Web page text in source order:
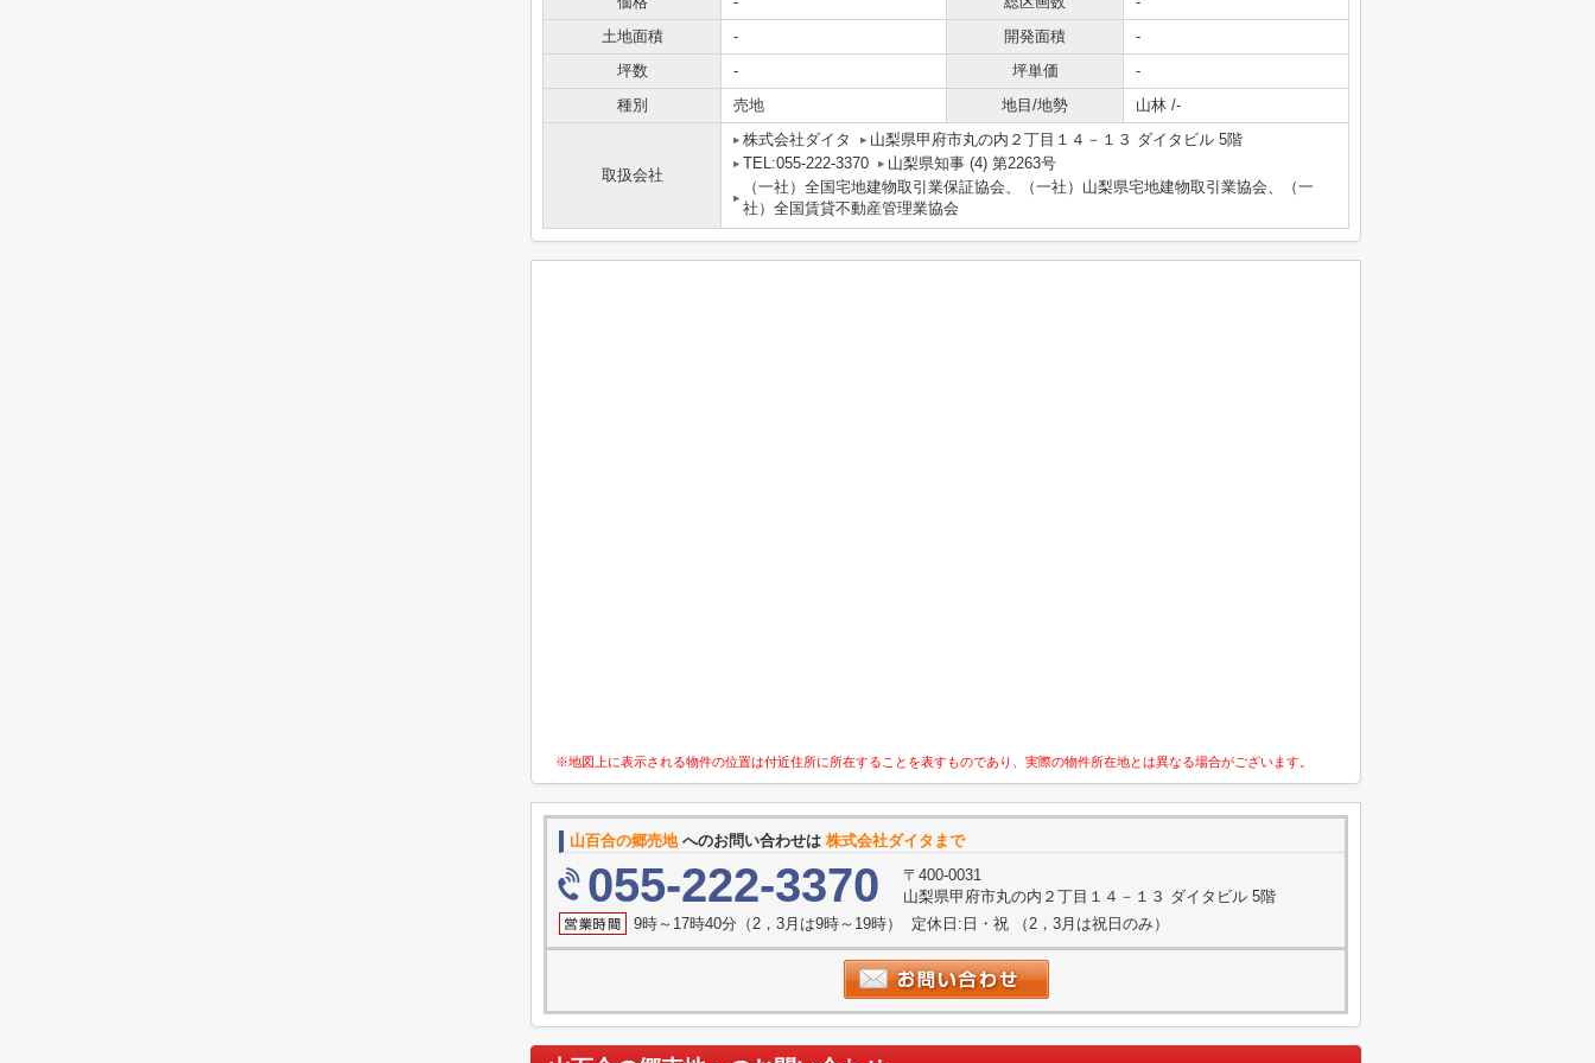
土地面積
- 開発面積
-
坪数
- 坪単価
-
種別
売地 地目/地勢 山林 /-
取扱会社
株式会社ダイタ
山梨県甲府市丸の内２丁目１４－１３ ダイタビル 5階
TEL:055-222-3370
山梨県知事 (4) 第2263号
（一社）全国宅地建物取引業保証協会、（一社）山梨県宅地建物取引業協会、（一
社）全国賃貸不動産管理業協会
※地図上に表示される物件の位置は付近住所に所在することを表すものであり、実際の物件所在地とは異なる場合がございます。
山百合の郷売地へのお問い合わせは 株式会社ダイタまで
055-222-3370
〒400-0031
山梨県甲府市丸の内２丁目１４－１３ ダイタビル 5階
9時～17時40分（2，3月は9時～19時） 定休日:日・祝 （2，3月は祝日のみ）